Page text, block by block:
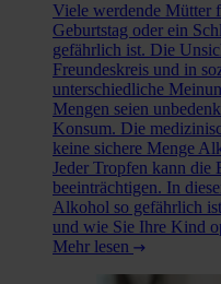
Viele werdende Mütter
Geburtstag oder ein
gefährlich ist. Die
Freundeskreis und in
unterschiedliche
Mengen seien
Konsum. Die
keine sichere Menge
Jeder Tropfen kann
beeinträchtigen. In
Alkohol so gefährlich
und wie Sie Ihre Kind
Mehr lesen